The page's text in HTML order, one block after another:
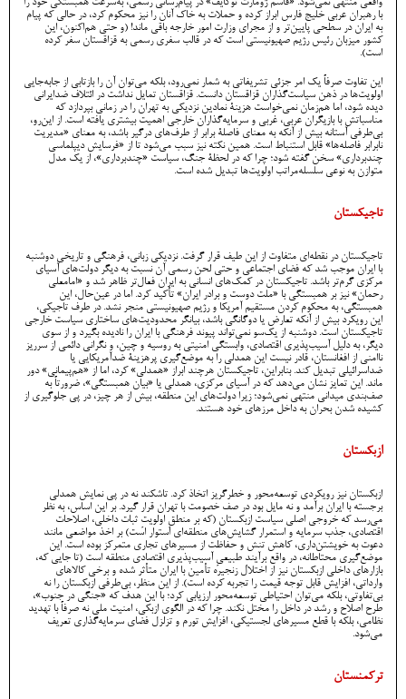
واقعی منتهی نمی‌شود. «قاسم ‌ژومارت توکایف» در پیام‌رسانی رسمی، به‌سرعت همبستگی خود را
با رهبران عربی خلیج فارس ابراز کرده و حملات به خاک آنان را نیز محکوم کرد، در حالی که پیام
به ایران در سطحی پایین‌تر و از مجرای وزارت امور خارجه باقی ماند! (و حتی هم‌اکنون، این
کشور میزبان رئیس رژیم صهیونیستی است که در قالب سفری رسمی به قزاقستان سفر کرده
است).
این تفاوت صرفاً یک امر جزئی تشریفاتی به شمار نمی‌رود، بلکه می‌توان آن را بازتابی از جابه‌جایی
اولویت‌ها در ذهن سیاست‌گذاران قزاقستان دانست. قزاقستان تمایل نداشت در ائتلاف ضدایرانی
دیده شود، اما هم‌زمان نمی‌خواست هزینۀ نمادین نزدیکی به تهران را در زمانی بپردازد که
مناسباتش با بازیگران عربی، غربی و سرمایه‌گذاران خارجی اهمیت بیشتری یافته است. از این‌رو،
بی‌طرفی آستانه بیش از آنکه به معنای فاصلۀ برابر از طرف‌های درگیر باشد، به معنای «مدیریت
نابرابر فاصله‌ها» قابل استنباط است. همین نکته نیز سبب می‌شود تا از «فرسایش دیپلماسی
چندبرداری» سخن گفته شود؛ چرا که در لحظۀ جنگ، سیاست «چندبرداری»، از یک مدل
متوازن به نوعی سلسله‌مراتب اولویت‌ها تبدیل شده است.
تاجیکستان
تاجیکستان در نقطه‌ای متفاوت از این طیف قرار گرفت. نزدیکی زبانی، فرهنگی و تاریخی دوشنبه
با ایران موجب شد که فضای اجتماعی و حتی لحن رسمی آن نسبت به دیگر دولت‌های آسیای
مرکزی گرم‌تر باشد. تاجیکستان در کمک‌های انسانی به ایران فعال‌تر ظاهر شد و «امامعلی
رحمان» نیز بر همبستگی با «ملت دوست و برادر ایران» تأکید کرد. اما در عین‌حال، این
همبستگی، به محکوم کردن مستقیم آمریکا و رژیم صهیونیستی منجر نشد. در طرف تاجیکی،
این رویکرد بیش از آنکه تعارض یا دوگانگی باشد، بیانگر محدودیت‌های ساختاری سیاست خارجی
تاجیکستان است. دوشنبه از یک‌سو نمی‌تواند پیوند فرهنگی با ایران را نادیده بگیرد و از سوی
دیگر، به دلیل آسیب‌پذیری اقتصادی، وابستگی امنیتی به روسیه و چین، و نگرانی دائمی از سرریز
ناامنی از افغانستان، قادر نیست این همدلی را به موضع‌گیری پرهزینۀ ضدآمریکایی یا
ضداسرائیلی تبدیل کند. بنابراین، تاجیکستان هرچند ابراز «همدلی» کرد، اما از «هم‌پیمانی» دور
ماند. این تمایز نشان می‌دهد که در آسیای مرکزی، همدلی یا «بیان همبستگی»، ضرورتاً به
صف‌بندی میدانی منتهی نمی‌شود؛ زیرا دولت‌های این منطقه، بیش از هر چیز، در پی جلوگیری از
کشیده شدن بحران به داخل مرزهای خود هستند.
ازبکستان
ازبکستان نیز رویکردی توسعه‌محور و خطر‌گریز اتخاذ کرد. تاشکند نه در پی نمایش همدلی
برجسته با ایران برآمد و نه مایل بود در صف خصومت با تهران قرار گیرد. بر این اساس، به نظر
می‌رسد که خروجی اصلی سیاست ازبکستان (که بر منطقِ اولویتِ ثبات داخلی، اصلاحات
اقتصادی، جذب سرمایه و استمرار گشایش‌های منطقه‌ای استوار است) بر اخذ مواضعی مانند
دعوت به خویشتن‌داری، کاهش تنش و حفاظت از مسیرهای تجاری متمرکز بوده است. این
موضع‌گیری محتاطانه، در واقع برآیندِ طبیعیِ آسیب‌پذیری اقتصادی منطقه است (تا جایی که،
بازارهای داخلی ازبکستان نیز از اختلال زنجیره تأمین با ایران متأثر شده و برخی کالاهای
وارداتی، افزایش قابل توجه قیمت را تجربه کرده است). از این منظر، بی‌طرفی ازبکستان را نه
بی‌تفاوتی، بلکه می‌توان احتیاطی توسعه‌محور ارزیابی کرد؛ با این هدف که «جنگی در جنوب»،
طرح اصلاح و رشد در داخل را مختل نکند. چرا که در الگوی ازبکی، امنیت ملی نه صرفاً با تهدید
نظامی، بلکه با قطع مسیرهای لجستیکی، افزایش تورم و تزلزل فضای سرمایه‌گذاری تعریف
می‌شود.
ترکمنستان